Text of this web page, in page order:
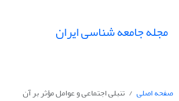
مجله جامعه شناسی ایران
صفحه اصلی تنبلى اجتماعى و عوامل مؤثر بر آن